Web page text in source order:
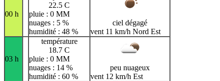
00 h
22.5 C
pluie : 0 MM
nuages : 5 %
humidité : 48 %
ciel dégagé
vent 11 km/h Nord Est
03 h
température
18.7 C
pluie : 0 MM
nuages : 14 %
humidité : 60 %
peu nuageux
vent 12 km/h Est